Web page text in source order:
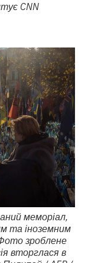
CNN
меморіал,
та іноземним
зроблене
вторглася в